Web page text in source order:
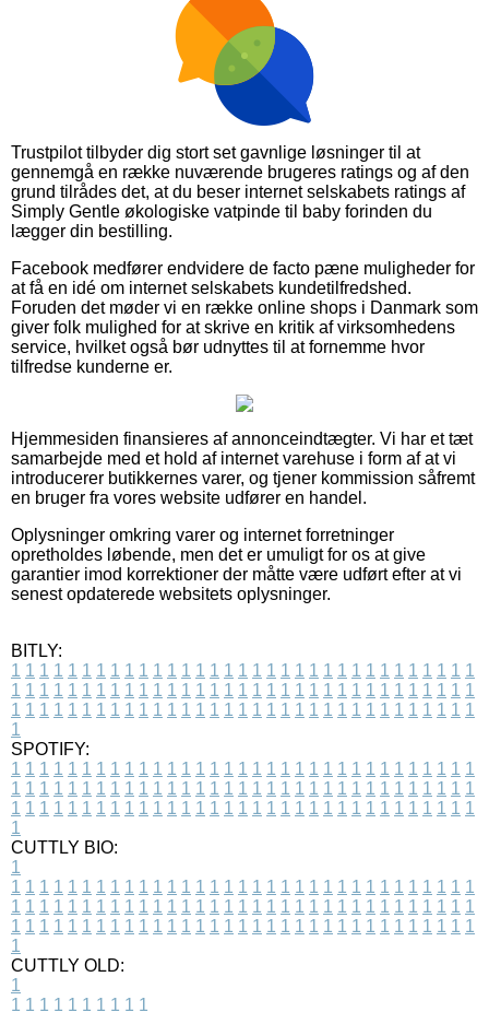
Trustpilot tilbyder dig stort set gavnlige løsninger til at
gennemgå en række nuværende brugeres ratings og af den
grund tilrådes det, at du beser internet selskabets ratings af
Simply Gentle økologiske vatpinde til baby forinden du
lægger din bestilling.
Facebook medfører endvidere de facto pæne muligheder for
at få en idé om internet selskabets kundetilfredshed.
Foruden det møder vi en række online shops i Danmark som
giver folk mulighed for at skrive en kritik af virksomhedens
service, hvilket også bør udnyttes til at fornemme hvor
tilfredse kunderne er.
Hjemmesiden finansieres af annonceindtægter. Vi har et tæt
samarbejde med et hold af internet varehuse i form af at vi
introducerer butikkernes varer, og tjener kommission såfremt
en bruger fra vores website udfører en handel.
Oplysninger omkring varer og internet forretninger
opretholdes løbende, men det er umuligt for os at give
garantier imod korrektioner der måtte være udført efter at vi
senest opdaterede websitets oplysninger.
BITLY:
1 1 1 1 1 1 1 1 1 1 1 1 1 1 1 1 1 1 1 1 1 1 1 1 1 1 1 1 1 1 1 1 1
1 1 1 1 1 1 1 1 1 1 1 1 1 1 1 1 1 1 1 1 1 1 1 1 1 1 1 1 1 1 1 1 1
1 1 1 1 1 1 1 1 1 1 1 1 1 1 1 1 1 1 1 1 1 1 1 1 1 1 1 1 1 1 1 1 1
1
SPOTIFY:
1 1 1 1 1 1 1 1 1 1 1 1 1 1 1 1 1 1 1 1 1 1 1 1 1 1 1 1 1 1 1 1 1
1 1 1 1 1 1 1 1 1 1 1 1 1 1 1 1 1 1 1 1 1 1 1 1 1 1 1 1 1 1 1 1 1
1 1 1 1 1 1 1 1 1 1 1 1 1 1 1 1 1 1 1 1 1 1 1 1 1 1 1 1 1 1 1 1 1
1
CUTTLY BIO:
1
1 1 1 1 1 1 1 1 1 1 1 1 1 1 1 1 1 1 1 1 1 1 1 1 1 1 1 1 1 1 1 1 1
1 1 1 1 1 1 1 1 1 1 1 1 1 1 1 1 1 1 1 1 1 1 1 1 1 1 1 1 1 1 1 1 1
1 1 1 1 1 1 1 1 1 1 1 1 1 1 1 1 1 1 1 1 1 1 1 1 1 1 1 1 1 1 1 1 1
1
CUTTLY OLD:
1
1 1 1 1 1 1 1 1 1 1